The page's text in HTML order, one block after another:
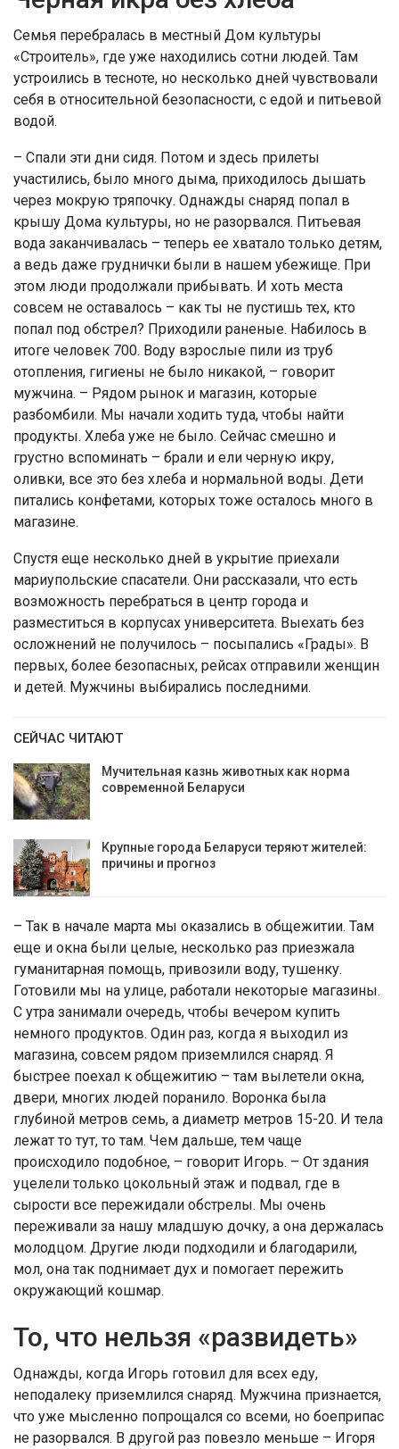
Семья перебралась в местный Дом культуры
«Строитель», где уже находились сотни людей. Там
устроились в тесноте, но несколько дней чувствовали
себя в относительной безопасности, с едой и питьевой
водой.
– Спали эти дни сидя. Потом и здесь прилеты
участились, было много дыма, приходилось дышать
через мокрую тряпочку. Однажды снаряд попал в
крышу Дома культуры, но не разорвался. Питьевая
вода заканчивалась – теперь ее хватало только детям,
а ведь даже груднички были в нашем убежище. При
этом люди продолжали прибывать. И хоть места
совсем не оставалось – как ты не пустишь тех, кто
попал под обстрел? Приходили раненые. Набилось в
итоге человек 700. Воду взрослые пили из труб
отопления, гигиены не было никакой, – говорит
мужчина. – Рядом рынок и магазин, которые
разбомбили. Мы начали ходить туда, чтобы найти
продукты. Хлеба уже не было. Сейчас смешно и
грустно вспоминать – брали и ели черную икру,
оливки, все это без хлеба и нормальной воды. Дети
питались конфетами, которых тоже осталось много в
магазине.
Спустя еще несколько дней в укрытие приехали
мариупольские спасатели. Они рассказали, что есть
возможность перебраться в центр города и
разместиться в корпусах университета. Выехать без
осложнений не получилось – посыпались «Грады». В
первых, более безопасных, рейсах отправили женщин
и детей. Мужчины выбирались последними.
СЕЙЧАС ЧИТАЮТ
Мучительная казнь животных как норма
современной Беларуси
Крупные города Беларуси теряют жителей:
причины и прогноз
– Так в начале марта мы оказались в общежитии. Там
еще и окна были целые, несколько раз приезжала
гуманитарная помощь, привозили воду, тушенку.
Готовили мы на улице, работали некоторые магазины.
С утра занимали очередь, чтобы вечером купить
немного продуктов. Один раз, когда я выходил из
магазина, совсем рядом приземлился снаряд. Я
быстрее поехал к общежитию – там вылетели окна,
двери, многих людей поранило. Воронка была
глубиной метров семь, а диаметр метров 15-20. И тела
лежат то тут, то там. Чем дальше, тем чаще
происходило подобное, – говорит Игорь. – От здания
уцелели только цокольный этаж и подвал, где в
сырости все пережидали обстрелы. Мы очень
переживали за нашу младшую дочку, а она держалась
молодцом. Другие люди подходили и благодарили,
мол, она так поднимает дух и помогает пережить
окружающий кошмар.
То, что нельзя «развидеть»
Однажды, когда Игорь готовил для всех еду,
неподалеку приземлился снаряд. Мужчина признается,
что уже мысленно попрощался со всеми, но боеприпас
не разорвался. В другой раз повезло меньше – Игоря